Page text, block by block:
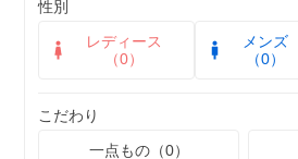
性別
レディース
（0）
メンズ
（0）
こだわり
一点もの（0）